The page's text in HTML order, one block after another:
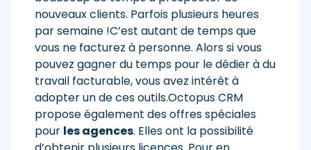
nouveaux clients. Parfois plusieurs heures
par semaine !C’est autant de temps que
vous ne facturez à personne. Alors si vous
pouvez gagner du temps pour le dédier à du
travail facturable, vous avez intérêt à
adopter un de ces outils.Octopus CRM
propose également des offres spéciales
pour les agences. Elles ont la possibilité